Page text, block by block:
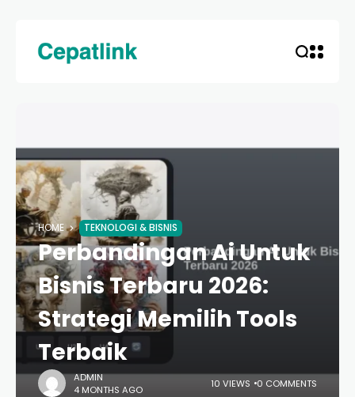
HOME TEKNOLOGI & BISNIS
Perbandingan Ai Untuk
Bisnis Terbaru 2026:
Strategi Memilih Tools
Terbaik
ADMIN
4 MONTHS AGO
10 VIEWS 0 COMMENTS